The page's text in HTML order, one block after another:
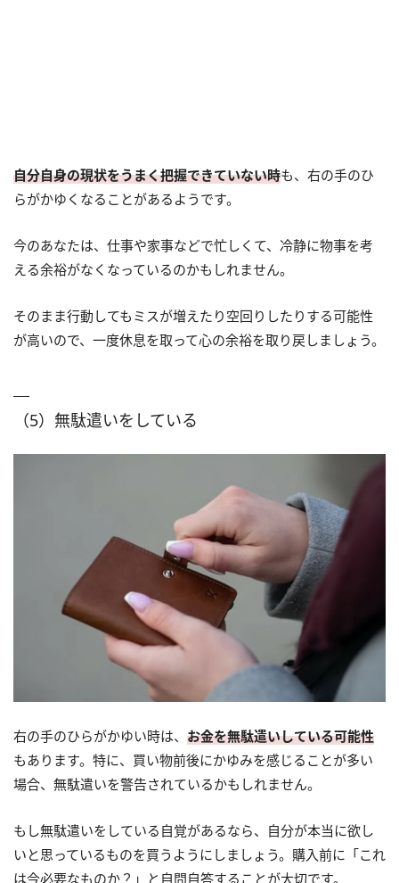
自分自身の現状をうまく把握できていない時も、右の手のひ
らがかゆくなることがあるようです。
今のあなたは、仕事や家事などで忙しくて、冷静に物事を考
える余裕がなくなっているのかもしれません。
そのまま行動してもミスが増えたり空回りしたりする可能性
が高いので、一度休息を取って心の余裕を取り戻しましょう。
（5）無駄遣いをしている
右の手のひらがかゆい時は、 お金を無駄遣いしている可能性
もあります。特に、買い物前後にかゆみを感じることが多い
場合、無駄遣いを警告されているかもしれません。
もし無駄遣いをしている自覚があるなら、自分が本当に欲し
いと思っているものを買うようにしましょう。購入前に「これ
は今必要なものか？」と自問自答することが大切です。